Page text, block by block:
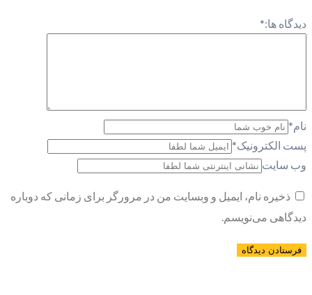
دیدگاه ها:*
نام*
پست الکترونیک*
وب سایت
ذخیره نام، ایمیل و وبسایت من در مرورگر برای زمانی که دوباره
دیدگاهی می‌نویسم.